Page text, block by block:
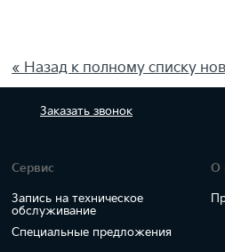
« Назад к полному списку
Заказать звонок
Сервис
Запись на техническое
обслуживание
Специальные предложения
О